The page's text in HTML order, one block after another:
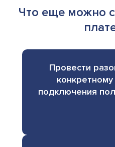
Что еще можно
Провести
подключения